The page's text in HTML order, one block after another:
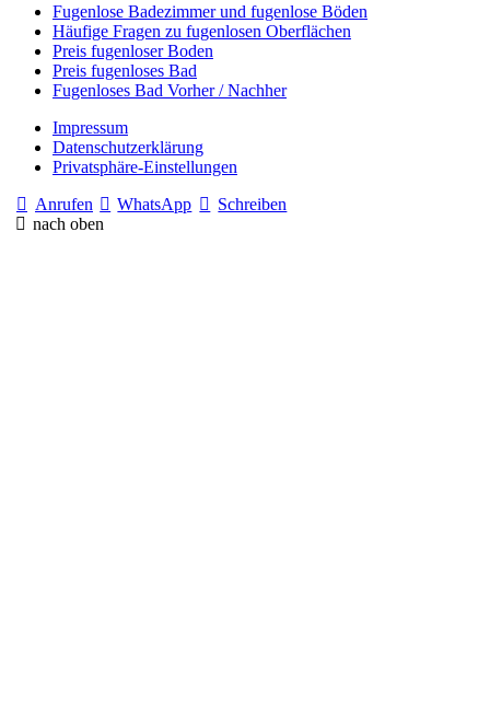
Fugenlose Badezimmer und fugenlose Böden
Häufige Fragen zu fugenlosen Oberflächen
Preis fugenloser Boden
Preis fugenloses Bad
Fugenloses Bad Vorher / Nachher
Impressum
Datenschutzerklärung
Privatsphäre-Einstellungen
Anrufen
WhatsApp
Schreiben
nach oben